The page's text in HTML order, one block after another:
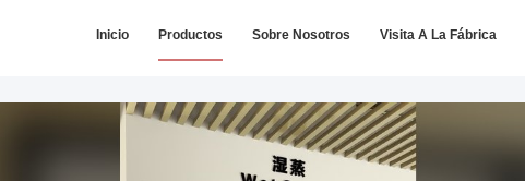
Inicio Productos Sobre Nosotros Visita A La Fábrica